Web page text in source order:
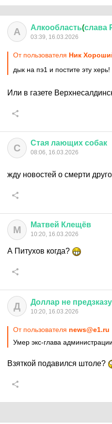
А Алкообласть(слава
03:39, 16.03.2026
От пользователя Ник
дык на пэ1 и постите эту херь!
Или в газете
С Стая лающих собак
08:06, 16.03.2026
жду новостей о смерти
М Матвей Клещёв
10:20, 16.03.2026
А Питухов когда?
Д Доллар не
10:20, 16.03.2026
От пользователя news@e1.ru
Умер экс-глава
Взяткой подавился штоле?